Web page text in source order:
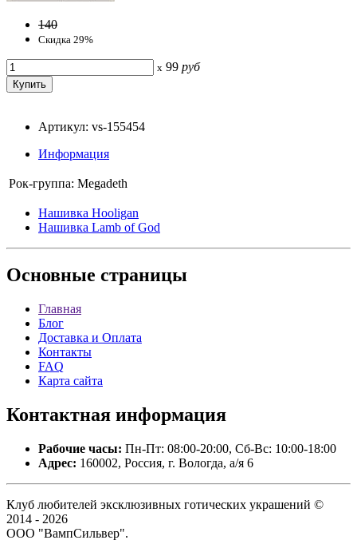
140
Скидка 29%
x 99 руб
Артикул: vs-155454
Информация
Рок-группа: Megadeth
Нашивка Hooligan
Нашивка Lamb of God
Основные страницы
Главная
Блог
Доставка и Оплата
Контакты
FAQ
Карта сайта
Контактная информация
Рабочие часы: Пн-Пт: 08:00-20:00, Сб-Вс: 10:00-18:00
Адрес: 160002, Россия, г. Вологда, а/я 6
Клуб любителей эксклюзивных готических украшений ©
2014 - 2026
ООО "ВампСильвер".